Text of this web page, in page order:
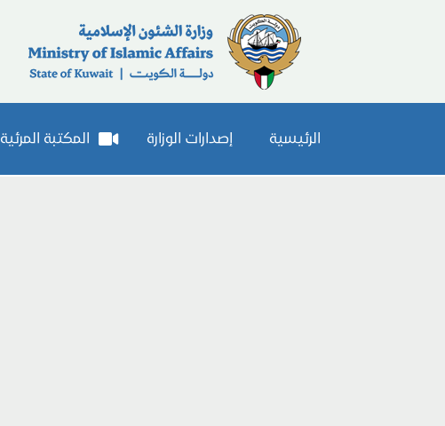
الرئيسية إصدارات الوزارة المكتبة المرئية